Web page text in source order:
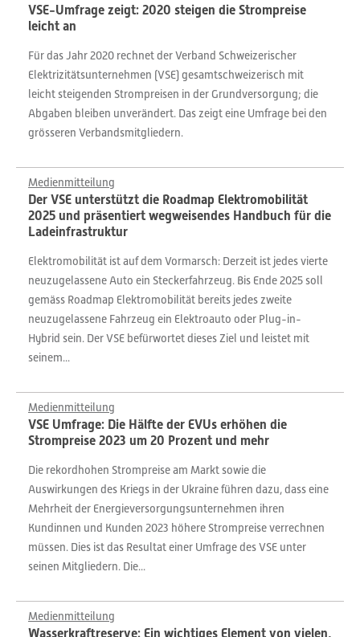
VSE-Umfrage zeigt: 2020 steigen die Strompreise
leicht an
Für das Jahr 2020 rechnet der Verband Schweizerischer
Elektrizitätsunternehmen (VSE) gesamtschweizerisch mit
leicht steigenden Strompreisen in der Grundversorgung; die
Abgaben bleiben unverändert. Das zeigt eine Umfrage bei den
grösseren Verbandsmitgliedern.
Medienmitteilung
Der VSE unterstützt die Roadmap Elektromobilität
2025 und präsentiert wegweisendes Handbuch für die
Ladeinfrastruktur
Elektromobilität ist auf dem Vormarsch: Derzeit ist jedes vierte
neuzugelassene Auto ein Steckerfahrzeug. Bis Ende 2025 soll
gemäss Roadmap Elektromobilität bereits jedes zweite
neuzugelassene Fahrzeug ein Elektroauto oder Plug-in-
Hybrid sein. Der VSE befürwortet dieses Ziel und leistet mit
seinem...
Medienmitteilung
VSE Umfrage: Die Hälfte der EVUs erhöhen die
Strompreise 2023 um 20 Prozent und mehr
Die rekordhohen Strompreise am Markt sowie die
Auswirkungen des Kriegs in der Ukraine führen dazu, dass eine
Mehrheit der Energieversorgungsunternehmen ihren
Kundinnen und Kunden 2023 höhere Strompreise verrechnen
müssen. Dies ist das Resultat einer Umfrage des VSE unter
seinen Mitgliedern. Die...
Medienmitteilung
Wasserkraftreserve: Ein wichtiges Element von vielen,